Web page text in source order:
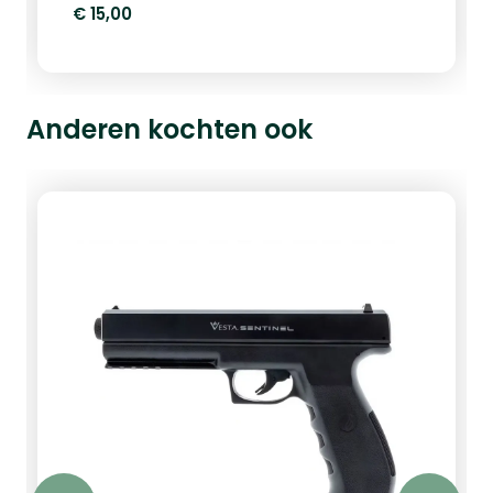
€ 15,00
Anderen kochten ook